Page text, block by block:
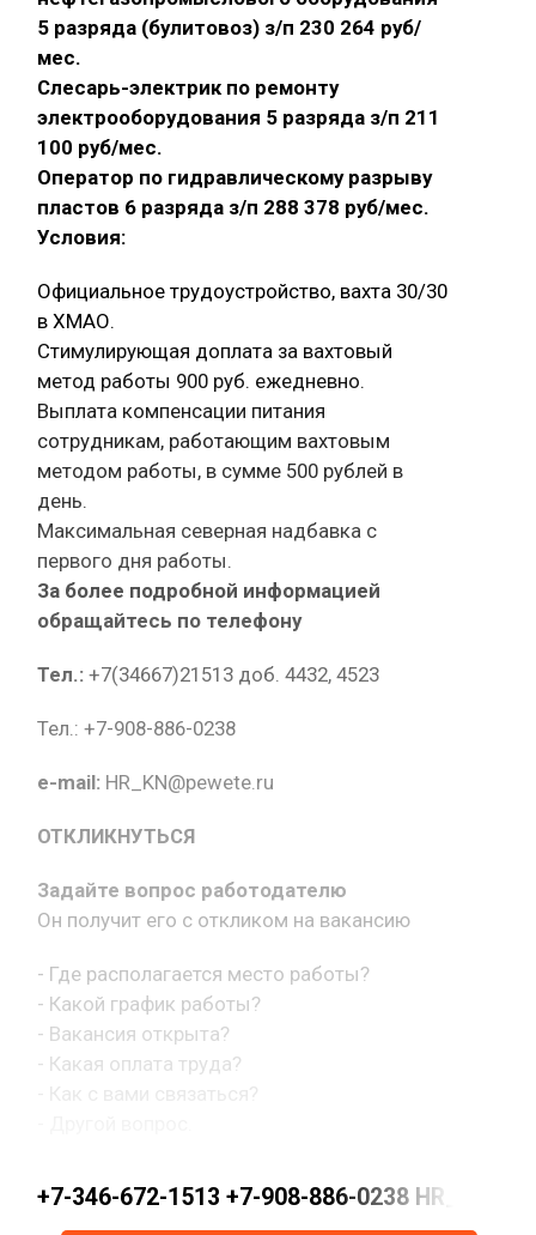
5 разряда (булитовоз) з/п 230 264 руб/
мес.
Слесарь-электрик по ремонту
электрооборудования 5 разряда з/п 211
100 руб/мес.
Оператор по гидравлическому разрыву
пластов 6 разряда з/п 288 378 руб/мес.
Условия:
Официальное трудоустройство, вахта 30/30
в ХМАО.
Стимулирующая доплата за вахтовый
метод работы 900 руб. ежедневно.
Выплата компенсации питания
сотрудникам, работающим вахтовым
методом работы, в сумме 500 рублей в
день.
Максимальная северная надбавка с
первого дня работы.
За более подробной информацией
обращайтесь по телефону
Тел.: +7(34667)21513 доб. 4432, 4523
Тел.: +7-908-886-0238
e-mail: HR_KN@pewete.ru
ОТКЛИКНУТЬСЯ
Задайте вопрос работодателю
Он получит его с откликом на вакансию
- Где располагается место работы?
- Какой график работы?
- Вакансия открыта?
- Какая оплата труда?
+7-346-672-1513 +7-908-886-0238